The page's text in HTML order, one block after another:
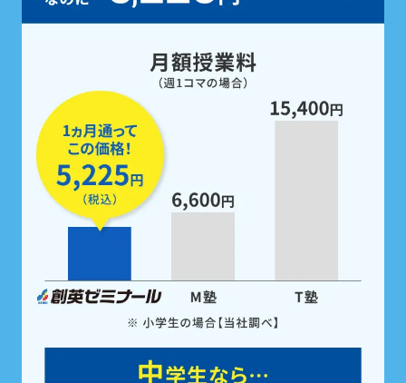
定期テスト前は、
5教科すべての勉強
無料で支援
家庭学習用教材も配布！
定期テスト前は「無料」で受けられるテスト対策
ゼミで、5科目すべての点数アップを徹底サポー
ト。また、受講科目に関わらず5科目の
勉強にご活用いただけます。
※中学生の場合